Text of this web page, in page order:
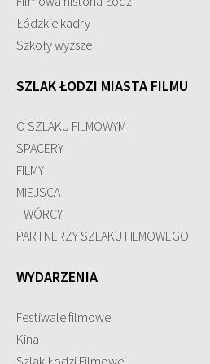
Łódzkie kadry
Szkoły wyższe
SZLAK ŁODZI MIASTA FILMU
O SZLAKU FILMOWYM
SPACERY
FILMY
MIEJSCA
TWÓRCY
PARTNERZY SZLAKU FILMOWEGO
WYDARZENIA
Festiwale filmowe
Kina